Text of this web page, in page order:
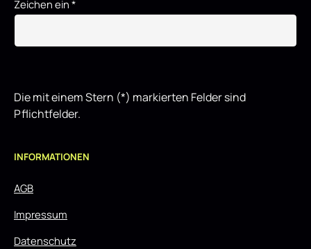
Zeichen ein *
Die mit einem Stern (*) markierten Felder sind
Pflichtfelder.
INFORMATIONEN
AGB
Impressum
Datenschutz